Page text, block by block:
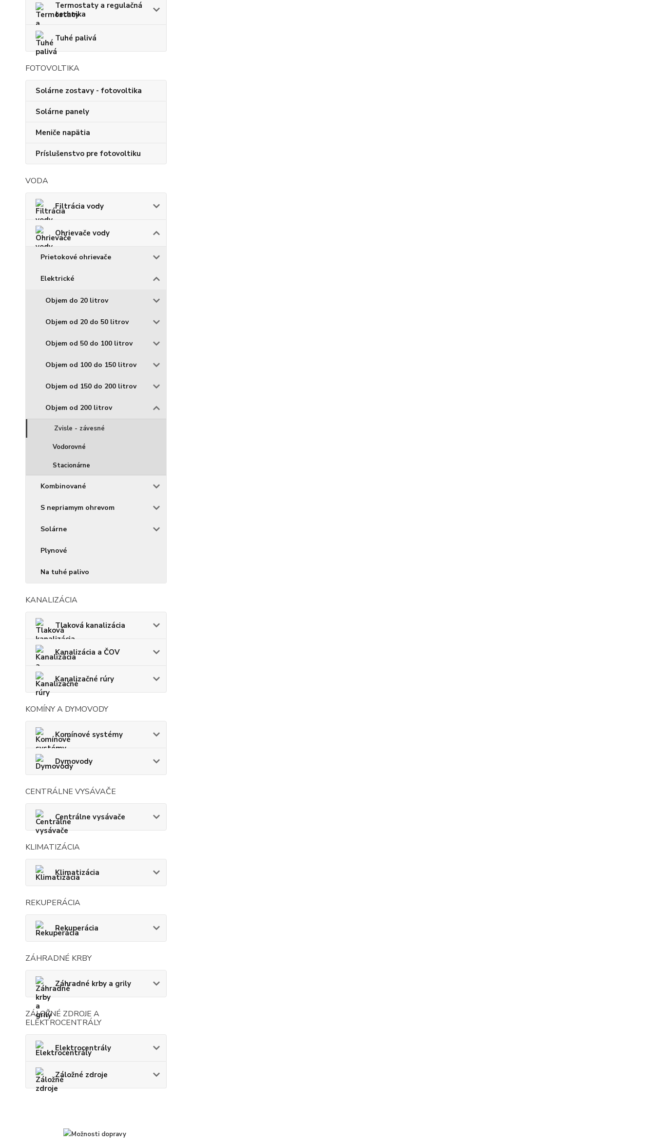
Termostaty a regulačná
technika
Tuhé palivá
FOTOVOLTIKA
Solárne zostavy - fotovoltika
Solárne panely
Meniče napätia
Príslušenstvo pre fotovoltiku
VODA
Filtrácia vody
Ohrievače vody
Prietokové ohrievače
Elektrické
Objem do 20 litrov
Objem od 20 do 50 litrov
Objem od 50 do 100 litrov
Objem od 100 do 150 litrov
Objem od 150 do 200 litrov
Objem od 200 litrov
Zvisle - závesné
Vodorovné
Stacionárne
Kombinované
S nepriamym ohrevom
Solárne
Plynové
Na tuhé palivo
KANALIZÁCIA
Tlaková kanalizácia
Kanalizácia a ČOV
Kanalizačné rúry
KOMÍNY A DYMOVODY
Komínové systémy
Dymovody
CENTRÁLNE VYSÁVAČE
Centrálne vysávače
KLIMATIZÁCIA
Klimatizácia
REKUPERÁCIA
Rekuperácia
ZÁHRADNÉ KRBY
Záhradné krby a grily
ZÁLOŽNÉ ZDROJE A
ELEKTROCENTRÁLY
Elektrocentrály
Záložné zdroje